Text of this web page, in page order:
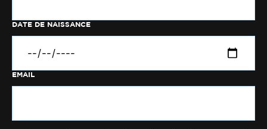
DATE DE NAISSANCE
EMAIL